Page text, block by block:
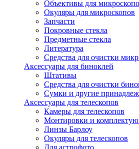
Объективы для
Окуляры для микроскопов
Запчасти
Покровные стекла
Предметные стекла
Литература
Средства для очистки
Аксессуары для биноклей
Штативы
Средства для очистки
Сумки и другие
Аксессуары для телескопов
Камеры для телескопов
Монтировки и
Линзы Барлоу
Окуляры для телескопов
Для астрофото